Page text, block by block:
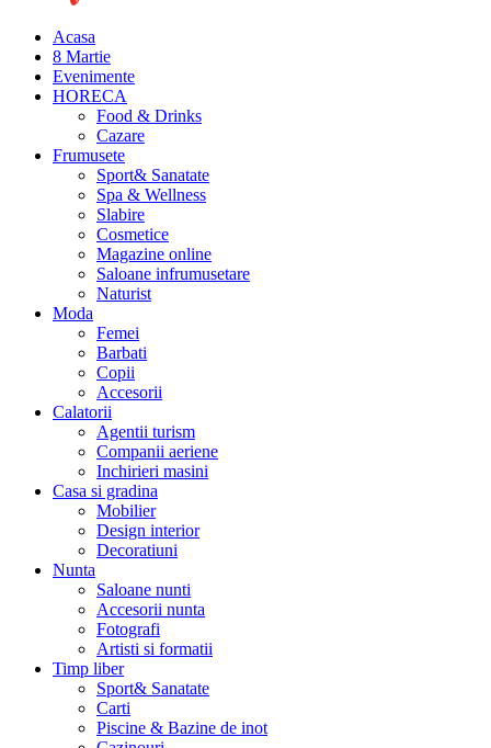
Acasa
8 Martie
Evenimente
HORECA
Food & Drinks
Cazare
Frumusete
Sport& Sanatate
Spa & Wellness
Slabire
Cosmetice
Magazine online
Saloane infrumusetare
Naturist
Moda
Femei
Barbati
Copii
Accesorii
Calatorii
Agentii turism
Companii aeriene
Inchirieri masini
Casa si gradina
Mobilier
Design interior
Decoratiuni
Nunta
Saloane nunti
Accesorii nunta
Fotografi
Artisti si formatii
Timp liber
Sport& Sanatate
Carti
Piscine & Bazine de inot